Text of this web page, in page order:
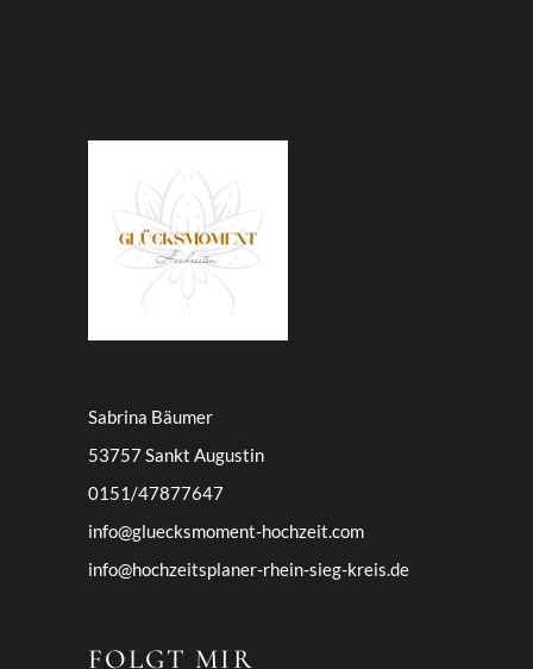
Sabrina Bäumer
53757 Sankt Augustin
0151/47877647
info@gluecksmoment-hochzeit.com
info@hochzeitsplaner-rhein-sieg-kreis.de
FOLGT MIR